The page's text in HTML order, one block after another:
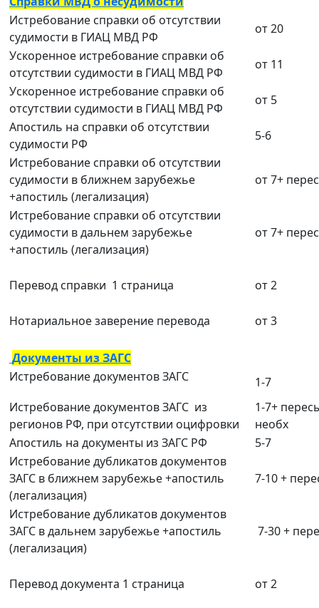
Истребование справки об отсутствии
судимости в ГИАЦ МВД РФ
от 20
Ускоренное истребование справки об
отсутствии судимости в ГИАЦ МВД РФ
от 11
Ускоренное истребование справки об
отсутствии судимости в ГИАЦ МВД РФ
от 5
Апостиль на справки об отсутствии
судимости РФ
5-6
Истребование справки об отсутствии
судимости в ближнем зарубежье
+апостиль (легализация)
от 7+
Истребование справки об отсутствии
судимости в дальнем зарубежье
+апостиль (легализация)
от 7+
Перевод справки 1 страница от 2
Нотариальное заверение перевода от 3
Документы из ЗАГС
Истребование документов ЗАГС
1-7
Истребование документов ЗАГС из
регионов РФ, при отсутствии оцифровки
1-7+
необх
Апостиль на документы из ЗАГС РФ
5-7
Истребование дубликатов документов
ЗАГС в ближнем зарубежье +апостиль
(легализация)
7-10 +
Истребование дубликатов документов
ЗАГС в дальнем зарубежье +апостиль
(легализация)
7-30 +
Перевод документа 1 страница от 2